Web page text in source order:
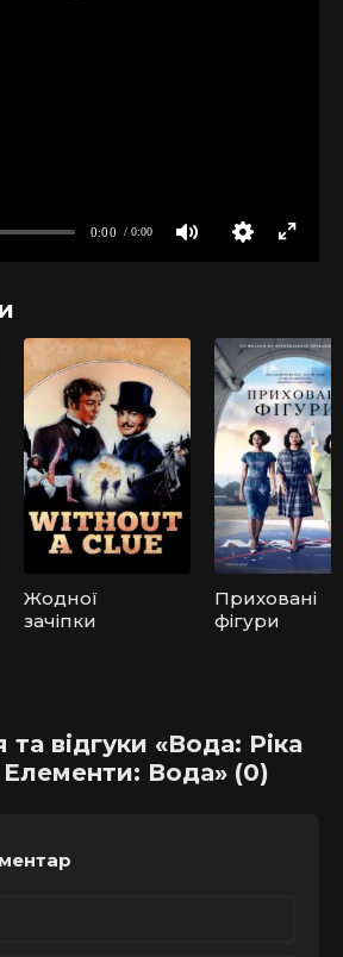
Жодної
зачіпки
Приховані
фігури
відгуки «Вода: Ріка
Вода» (0)